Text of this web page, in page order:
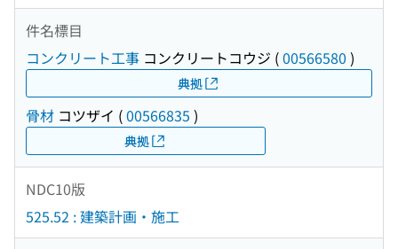
件名標目
コンクリート工事 コンクリートコウジ (00566580 )
典拠
骨材 コツザイ (00566835 )
典拠
NDC10版
525.52 : 建築計画・施工